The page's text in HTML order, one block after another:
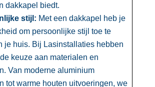
dakkapel biedt.​
stijl: Met een dakkapel heb je
om persoonlijke stijl toe te
je huis.​ Bij Lasinstallaties hebben
keuze aan materialen en
Van moderne aluminium
tot warme houten uitvoeringen, we